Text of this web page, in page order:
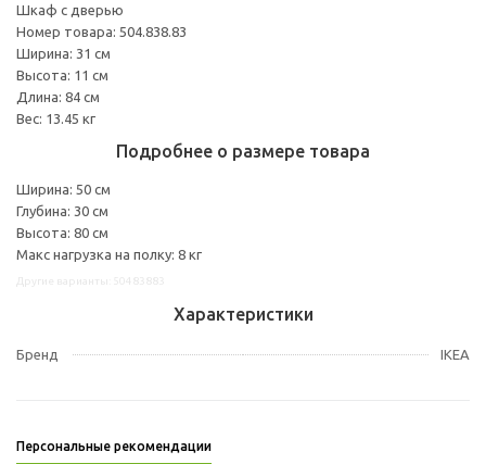
Шкаф с дверью
Номер товара: 504.838.83
Ширина: 31 см
Высота: 11 см
Длина: 84 см
Вес: 13.45 кг
Подробнее о размере товара
Ширина: 50 см
Глубина: 30 см
Высота: 80 см
Макс нагрузка на полку: 8 кг
Характеристики
Бренд IKEA
Персональные рекомендации